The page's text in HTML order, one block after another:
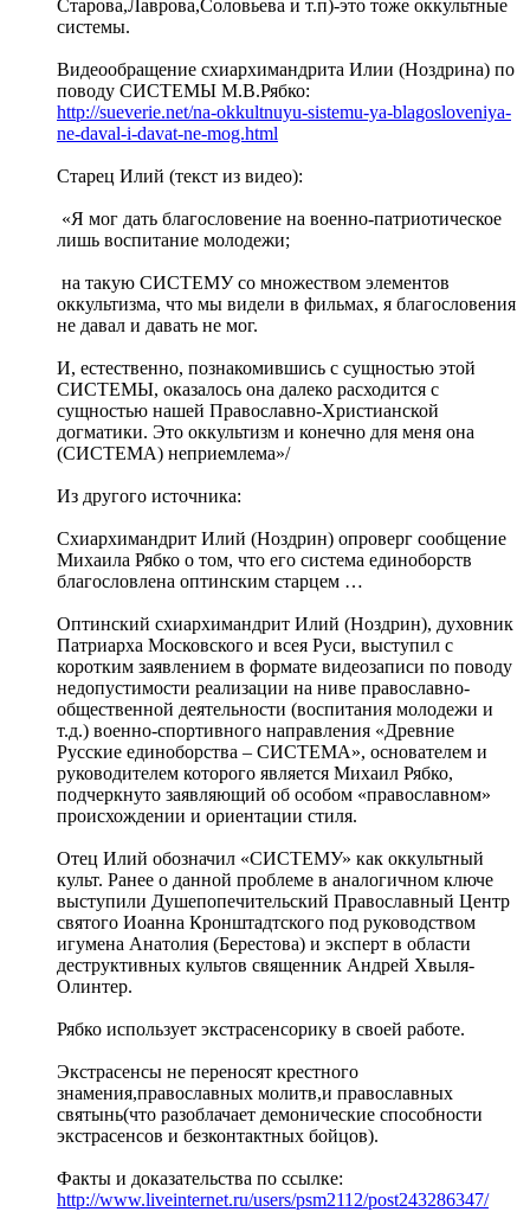
Старова,Лаврова,Соловьева и т.п)-это тоже оккультные
системы.
Видеообращение схиархимандрита Илии (Ноздрина) по
поводу СИСТЕМЫ М.В.Рябко:
http://sueverie.net/na-okkultnuyu-sistemu-ya-blagosloveniya-
ne-daval-i-davat-ne-mog.html
Cтарец Илий (текст из видео):
«Я мог дать благословение на военно-патриотическое
лишь воспитание молодежи;
на такую СИСТЕМУ со множеством элементов
оккультизма, что мы видели в фильмах, я благословения
не давал и давать не мог.
И, естественно, познакомившись с сущностью этой
СИСТЕМЫ, оказалось она далеко расходится с
сущностью нашей Православно-Христианской
догматики. Это оккультизм и конечно для меня она
(СИСТЕМА) неприемлема»/
Из другого источника:
Схиархимандрит Илий (Ноздрин) опроверг сообщение
Михаила Рябко о том, что его система единоборств
благословлена оптинским старцем …
Оптинский схиархимандрит Илий (Ноздрин), духовник
Патриарха Московского и всея Руси, выступил с
коротким заявлением в формате видеозаписи по поводу
недопустимости реализации на ниве православно-
общественной деятельности (воспитания молодежи и
т.д.) военно-спортивного направления «Древние
Русские единоборства – СИСТЕМА», основателем и
руководителем которого является Михаил Рябко,
подчеркнуто заявляющий об особом «православном»
происхождении и ориентации стиля.
Отец Илий обозначил «СИСТЕМУ» как оккультный
культ. Ранее о данной проблеме в аналогичном ключе
выступили Душепопечительский Православный Центр
святого Иоанна Кронштадтского под руководством
игумена Анатолия (Берестова) и эксперт в области
деструктивных культов священник Андрей Хвыля-
Олинтер.
Рябко использует экстрасенсорику в своей работе.
Экстрасенсы не переносят крестного
знамения,православных молитв,и православных
святынь(что разоблачает демонические способности
экстрасенсов и безконтактных бойцов).
Факты и доказательства по ссылке:
http://www.liveinternet.ru/users/psm2112/post243286347/